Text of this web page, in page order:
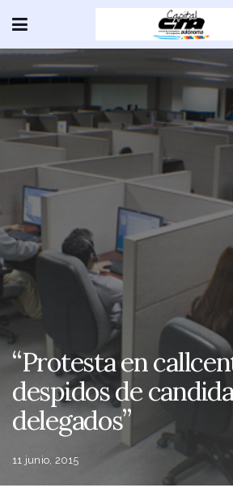
“Protesta en
despidos de
delegados”
11 junio, 2015